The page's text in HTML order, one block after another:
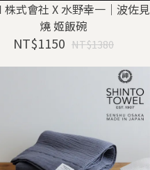
株式會社 X 水野幸一｜波佐見
燒 姬飯碗
NT$1150 NT$1380